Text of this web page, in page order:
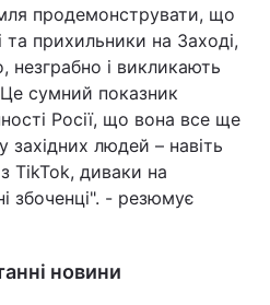
продемонструвати, що
прихильники на Заході,
незграбно і викликають
сумний показник
Росії, що вона все ще
західних людей – навіть
TikTok, диваки на
збоченці". - резюмує
новини